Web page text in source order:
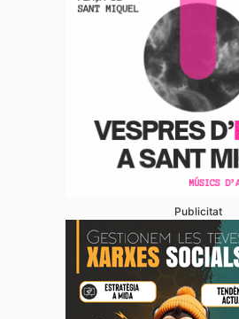
Publicitat